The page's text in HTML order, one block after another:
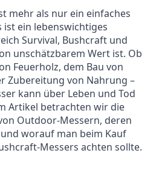
mehr als nur ein einfaches
ist ein lebenswichtiges
Survival, Bushcraft und
unschätzbarem Wert ist. Ob
Feuerholz, dem Bau von
Zubereitung von Nahrung –
kann über Leben und Tod
Artikel betrachten wir die
Outdoor-Messern, deren
worauf man beim Kauf
Messers achten sollte.